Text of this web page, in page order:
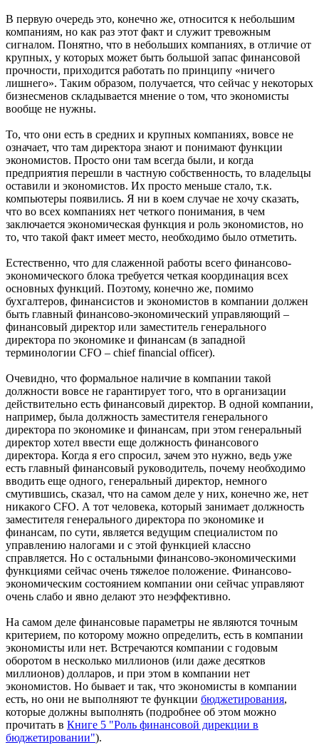
В первую очередь это, конечно же, относится к небольшим
компаниям, но как раз этот факт и служит тревожным
сигналом. Понятно, что в небольших компаниях, в отличие от
крупных, у которых может быть большой запас финансовой
прочности, приходится работать по принципу «ничего
лишнего». Таким образом, получается, что сейчас у некоторых
бизнесменов складывается мнение о том, что экономисты
вообще не нужны.
То, что они есть в средних и крупных компаниях, вовсе не
означает, что там директора знают и понимают функции
экономистов. Просто они там всегда были, и когда
предприятия перешли в частную собственность, то владельцы
оставили и экономистов. Их просто меньше стало, т.к.
компьютеры появились. Я ни в коем случае не хочу сказать,
что во всех компаниях нет четкого понимания, в чем
заключается экономическая функция и роль экономистов, но
то, что такой факт имеет место, необходимо было отметить.
Естественно, что для слаженной работы всего финансово-
экономического блока требуется четкая координация всех
основных функций. Поэтому, конечно же, помимо
бухгалтеров, финансистов и экономистов в компании должен
быть главный финансово-экономический управляющий –
финансовый директор или заместитель генерального
директора по экономике и финансам (в западной
терминологии CFO – chief financial officer).
Очевидно, что формальное наличие в компании такой
должности вовсе не гарантирует того, что в организации
действительно есть финансовый директор. В одной компании,
например, была должность заместителя генерального
директора по экономике и финансам, при этом генеральный
директор хотел ввести еще должность финансового
директора. Когда я его спросил, зачем это нужно, ведь уже
есть главный финансовый руководитель, почему необходимо
вводить еще одного, генеральный директор, немного
смутившись, сказал, что на самом деле у них, конечно же, нет
никакого CFO. А тот человека, который занимает должность
заместителя генерального директора по экономике и
финансам, по сути, является ведущим специалистом по
управлению налогами и с этой функцией классно
справляется. Но с остальными финансово-экономическими
функциями сейчас очень тяжелое положение. Финансово-
экономическим состоянием компании они сейчас управляют
очень слабо и явно делают это неэффективно.
На самом деле финансовые параметры не являются точным
критерием, по которому можно определить, есть в компании
экономисты или нет. Встречаются компании с годовым
оборотом в несколько миллионов (или даже десятков
миллионов) долларов, и при этом в компании нет
экономистов. Но бывает и так, что экономисты в компании
есть, но они не выполняют те функции бюджетирования,
которые должны выполнять (подробнее об этом можно
прочитать в Книге 5 "Роль финансовой дирекции в
бюджетировании").